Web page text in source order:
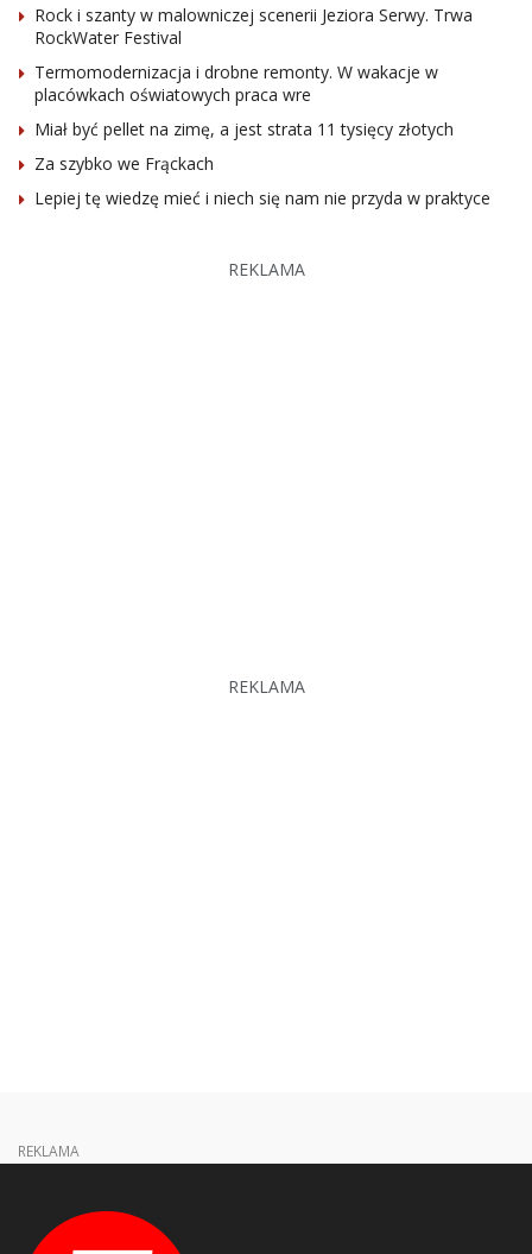
Rock i szanty w malowniczej scenerii Jeziora Serwy. Trwa
RockWater Festival
Termomodernizacja i drobne remonty. W wakacje w
placówkach oświatowych praca wre
Miał być pellet na zimę, a jest strata 11 tysięcy złotych
Za szybko we Frąckach
Lepiej tę wiedzę mieć i niech się nam nie przyda w praktyce
REKLAMA
REKLAMA
REKLAMA